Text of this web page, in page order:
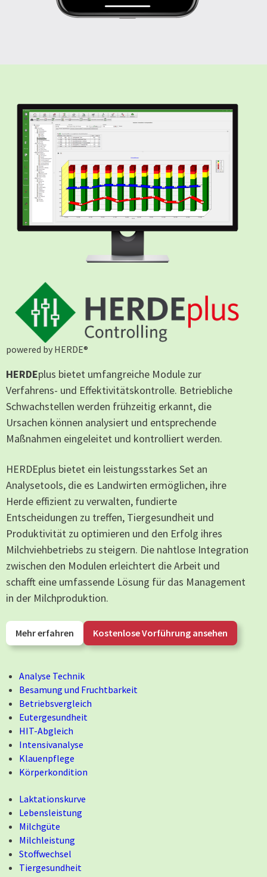
powered by HERDE®
HERDEplus bietet umfangreiche Module zur
Verfahrens- und Effektivitätskontrolle. Betriebliche
Schwachstellen werden frühzeitig erkannt, die
Ursachen können analysiert und entsprechende
Maßnahmen eingeleitet und kontrolliert werden.
HERDEplus bietet ein leistungsstarkes Set an
Analysetools, die es Landwirten ermöglichen, ihre
Herde effizient zu verwalten, fundierte
Entscheidungen zu treffen, Tiergesundheit und
Produktivität zu optimieren und den Erfolg ihres
Milchviehbetriebs zu steigern. Die nahtlose Integration
zwischen den Modulen erleichtert die Arbeit und
schafft eine umfassende Lösung für das Management
in der Milchproduktion.
Mehr erfahren Kostenlose Vorführung ansehen
Analyse Technik
Besamung und Fruchtbarkeit
Betriebsvergleich
Eutergesundheit
HIT-Abgleich
Intensivanalyse
Klauenpflege
Körperkondition
Laktationskurve
Lebensleistung
Milchgüte
Milchleistung
Stoffwechsel
Tiergesundheit